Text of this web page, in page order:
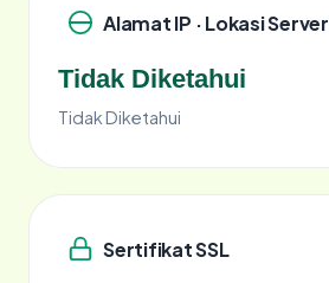
Alamat IP · Lokasi Server
Tidak Diketahui
Tidak Diketahui
Sertifikat SSL